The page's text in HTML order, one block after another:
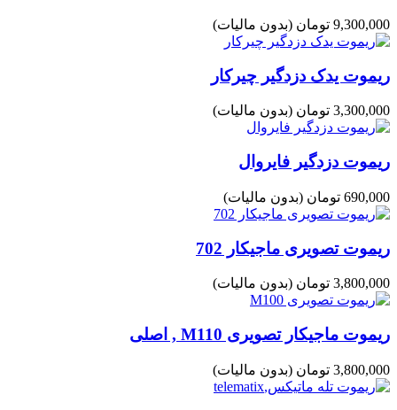
9,300,000 تومان (بدون مالیات)
ریموت یدک دزدگیر چیرکار
3,300,000 تومان (بدون مالیات)
ریموت دزدگیر فایروال
690,000 تومان (بدون مالیات)
ریموت تصویری ماجیکار 702
3,800,000 تومان (بدون مالیات)
ریموت ماجیکار تصویری M110 , اصلی
3,800,000 تومان (بدون مالیات)